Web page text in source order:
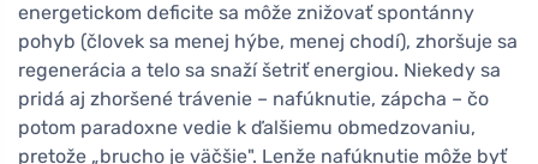
energetickom deficite sa môže znižovať spontánny
pohyb (človek sa menej hýbe, menej chodí), zhoršuje sa
regenerácia a telo sa snaží šetriť energiou. Niekedy sa
pridá aj zhoršené trávenie – nafúknutie, zápcha – čo
potom paradoxne vedie k ďalšiemu obmedzovaniu,
pretože „brucho je väčšie". Lenže nafúknutie môže byť